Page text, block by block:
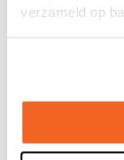
verzameld op